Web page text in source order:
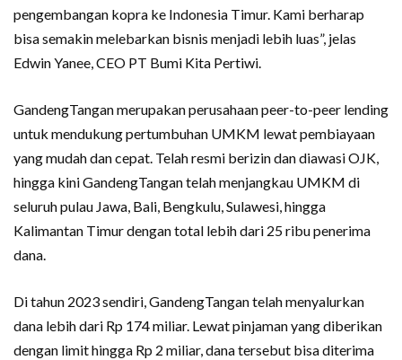
pengembangan kopra ke Indonesia Timur. Kami berharap
bisa semakin melebarkan bisnis menjadi lebih luas”, jelas
Edwin Yanee, CEO PT Bumi Kita Pertiwi.
GandengTangan merupakan perusahaan peer-to-peer lending
untuk mendukung pertumbuhan UMKM lewat pembiayaan
yang mudah dan cepat. Telah resmi berizin dan diawasi OJK,
hingga kini GandengTangan telah menjangkau UMKM di
seluruh pulau Jawa, Bali, Bengkulu, Sulawesi, hingga
Kalimantan Timur dengan total lebih dari 25 ribu penerima
dana.
Di tahun 2023 sendiri, GandengTangan telah menyalurkan
dana lebih dari Rp 174 miliar. Lewat pinjaman yang diberikan
dengan limit hingga Rp 2 miliar, dana tersebut bisa diterima